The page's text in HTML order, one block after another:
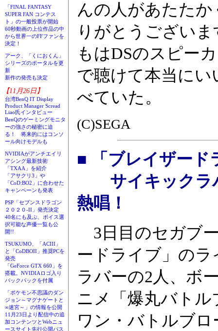
「FINAL FANTASY
SUPER FAN コンテス
ト」の一般投票が開始
60秒動画の上位作品の中
から世界一のFFファンを
決定！
アーク、「くにおくん」
シリーズのポータルを更
新
新作の発売も決定
【11月26日】
台湾BenQ IT Display
Product Manager Scread
Liao氏インタビュー
BenQのゲーミングモニタ
ーの強さの秘密に迫
る！ 将来的にはコンソ
ール向けモデルも
NVIDIAがアンチエイリ
アシング最新技術
「TXAA」を紹介
「アサクリ3」や
「CoD:BO2」に合わせた
キャンペーンも発表
PSP「セブンスドラゴン
２０２０-II」発売決定
40名にも及ぶ、ボイス選
択可能な声優一覧も公
開!!
TSUKUMO、「ACIII」
と「CoDBOII」推奨PCを
発売
「GeForce GTX 660」を
搭載。NVIDIAロゴ入り
バックパックを付属
「ポケモン不思議のダン
ジョン～マグナゲートと
∞迷宮～」の情報を公開
11月23日より配信中の追
加コンテンツとWebニュ
ースサイト先行公開パス
んの人があたた
りがとうござい
もはDSのスピー
で聴けて本当に
べていた。
(C)SEGA
■ 「ブレイザード
サイキックラバ
熱唱！
3日目のセガブ
ードライブ」の
ラバーの2人、ボ
ニメ「爆丸バト
ワン・バトルブ